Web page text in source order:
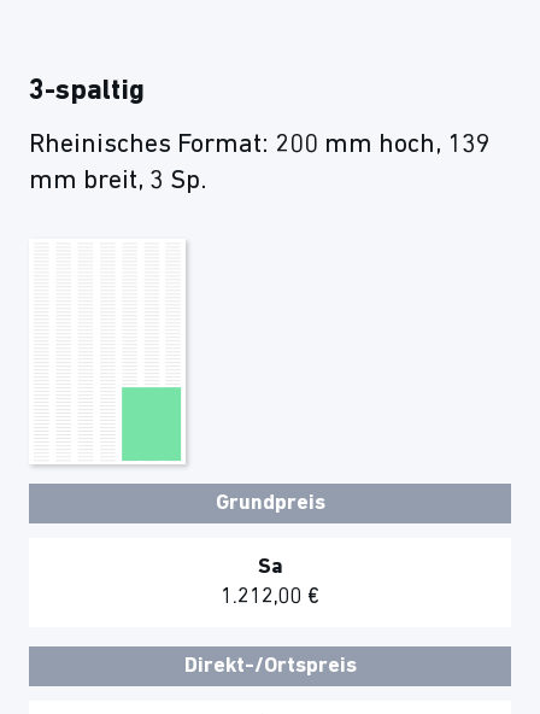
3-spaltig
Rheinisches Format: 200 mm hoch, 139
mm breit, 3 Sp.
Grundpreis
Sa
1.212,00 €
Direkt-/Ortspreis